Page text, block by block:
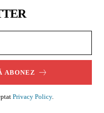
ABONEZ
Privacy Policy.